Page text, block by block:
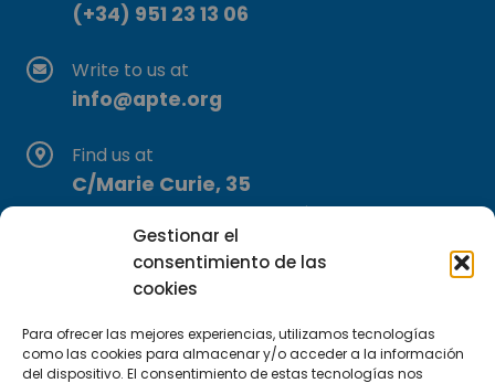
Gestionar el
consentimiento de las
cookies
Para ofrecer las mejores experiencias, utilizamos tecnologías
como las cookies para almacenar y/o acceder a la información
del dispositivo. El consentimiento de estas tecnologías nos
(+34) 951 23 13 06
Write to us at
info@apte.org
Find us at
C/Marie Curie, 35
29590 Campanillas, Málaga